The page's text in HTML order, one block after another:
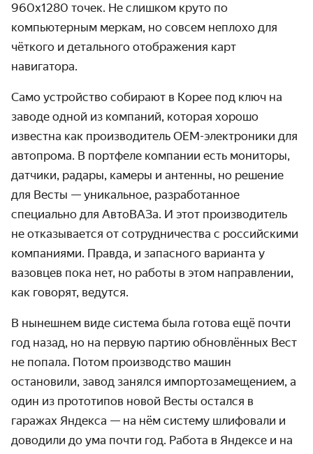
960х1280 точек. Не слишком круто по
компьютерным меркам, но совсем неплохо для
чёткого и детального отображения карт
навигатора.
Само устройство собирают в Корее под ключ на
заводе одной из компаний, которая хорошо
известна как производитель OEM-электроники для
автопрома. В портфеле компании есть мониторы,
датчики, радары, камеры и антенны, но решение
для Весты — уникальное, разработанное
специально для АвтоВАЗа. И этот производитель
не отказывается от сотрудничества с российскими
компаниями. Правда, и запасного варианта у
вазовцев пока нет, но работы в этом направлении,
как говорят, ведутся.
В нынешнем виде система была готова ещё почти
год назад, но на первую партию обновлённых Вест
не попала. Потом производство машин
остановили, завод занялся импортозамещением, а
один из прототипов новой Весты остался в
гаражах Яндекса — на нём систему шлифовали и
доводили до ума почти год. Работа в Яндексе и на